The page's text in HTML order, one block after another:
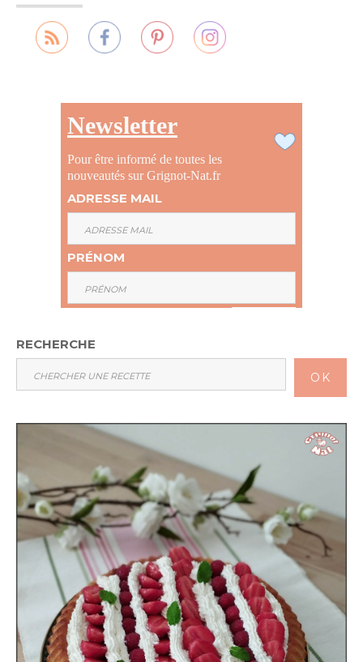
Newsletter
Pour être informé de toutes les
nouveautés sur Grignot-Nat.fr
ADRESSE MAIL
PRÉNOM
RECHERCHE
OK